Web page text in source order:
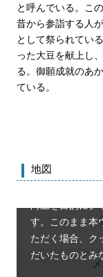
と呼んでいる。こ
昔から参詣する人
として祭られてい
った大豆を献上し
る。御願成就のあ
ている。
地図